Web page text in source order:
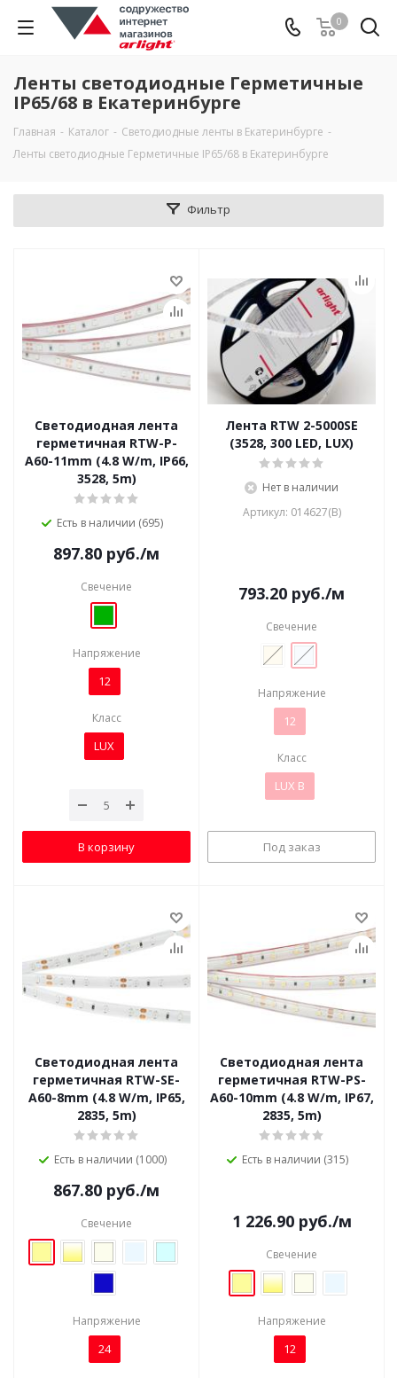
0
Ленты светодиодные Герметичные
IP65/68 в Екатеринбурге
Главная - Каталог - Светодиодные ленты в Екатеринбурге -
Ленты светодиодные Герметичные IP65/68 в Екатеринбурге
Фильтр
Светодиодная лента
герметичная RTW-P-
A60-11mm (4.8 W/m, IP66,
3528, 5m)
Есть в наличии (695)
897.80 руб./м
Свечение
Напряжение
12
Класс
LUX
В корзину
Лента RTW 2-5000SE
(3528, 300 LED, LUX)
Нет в наличии
Артикул: 014627(B)
793.20 руб./м
Свечение
Напряжение
12
Класс
LUX B
Под заказ
Светодиодная лента
герметичная RTW-SE-
A60-8mm (4.8 W/m, IP65,
2835, 5m)
Есть в наличии (1000)
867.80 руб./м
Свечение
Напряжение
24
Светодиодная лента
герметичная RTW-PS-
A60-10mm (4.8 W/m, IP67,
2835, 5m)
Есть в наличии (315)
1 226.90руб./м
Свечение
Напряжение
12